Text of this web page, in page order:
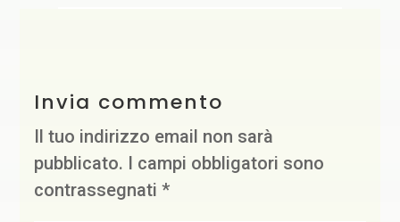
Invia commento
Il tuo indirizzo email non sarà
pubblicato. I campi obbligatori sono
contrassegnati*